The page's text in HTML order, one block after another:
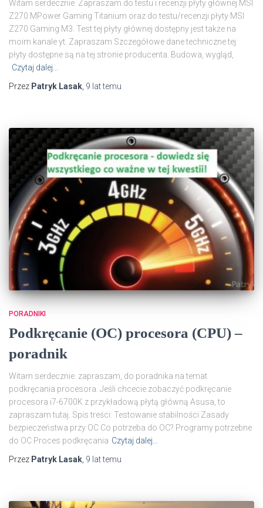
Witam serdecznie. Zapraszam do testu i recenzji płyty głównej MSI
Z270 MPower Gaming Titanium oraz do testu/recenzji płyty MSI
Z270 Gaming M3. Test tej płyty głównej dostępny jest także na
moim kanale yt. Zapraszam Szczegółowe dane techniczne tej
płyty dostępne są na tej stronie producenta. Budowa, wygląd,
Czytaj dalej…
Przez Patryk Lasak 9 lattemu
PORADNIKI
Podkręcanie (OC) procesora (CPU) –
poradnik
Witam serdecznie. zapraszam, do poradnika na temat
podkręcania procesora. Jeśli chcecie zobaczyć podkręcanie
procesora i7-6700K z przykładową płytą główną Asusa, to
zapraszam tutaj. Spis treści: Testowanie stabilności Zasady
bezpieczeństwa przy OC Co potrzeba do OC? Programy potrzebne
do OC Proces podkręcania Czytaj dalej…
Przez Patryk Lasak, 9 lattemu